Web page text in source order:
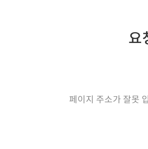
요
페이지 주소가 잘못